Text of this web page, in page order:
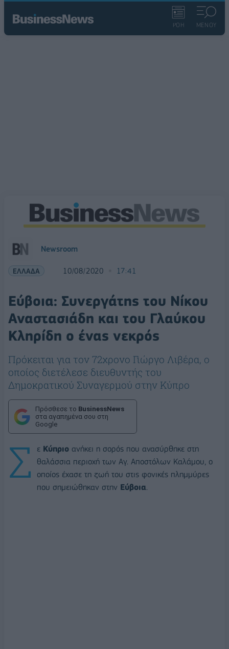
ΡΟΗ ΜΕΝΟΥ
Newsroom
ΕΛΛΑΔΑ 10/08/2020 17:41
Εύβοια: Συνεργάτης του Νίκου
Αναστασιάδη και του Γλαύκου
Κληρίδη ο ένας νεκρός
Πρόκειται για τον 72χρονο Γιώργο Λιβέρα, ο
οποίος διετέλεσε διευθυντής του
Δημοκρατικού Συναγερμού στην Κύπρο
Πρόσθεσε το BusinessNews
στα αγαπημένα σου στη
Google
Σ ε Κύπριο ανήκει η σορός που ανασύρθηκε στη
θαλάσσια περιοχή των Αγ. Αποστόλων Καλάμου, ο
οποίος έχασε τη ζωή του στις φονικές πλημμύρες
που σημειώθηκαν στην Εύβοια.